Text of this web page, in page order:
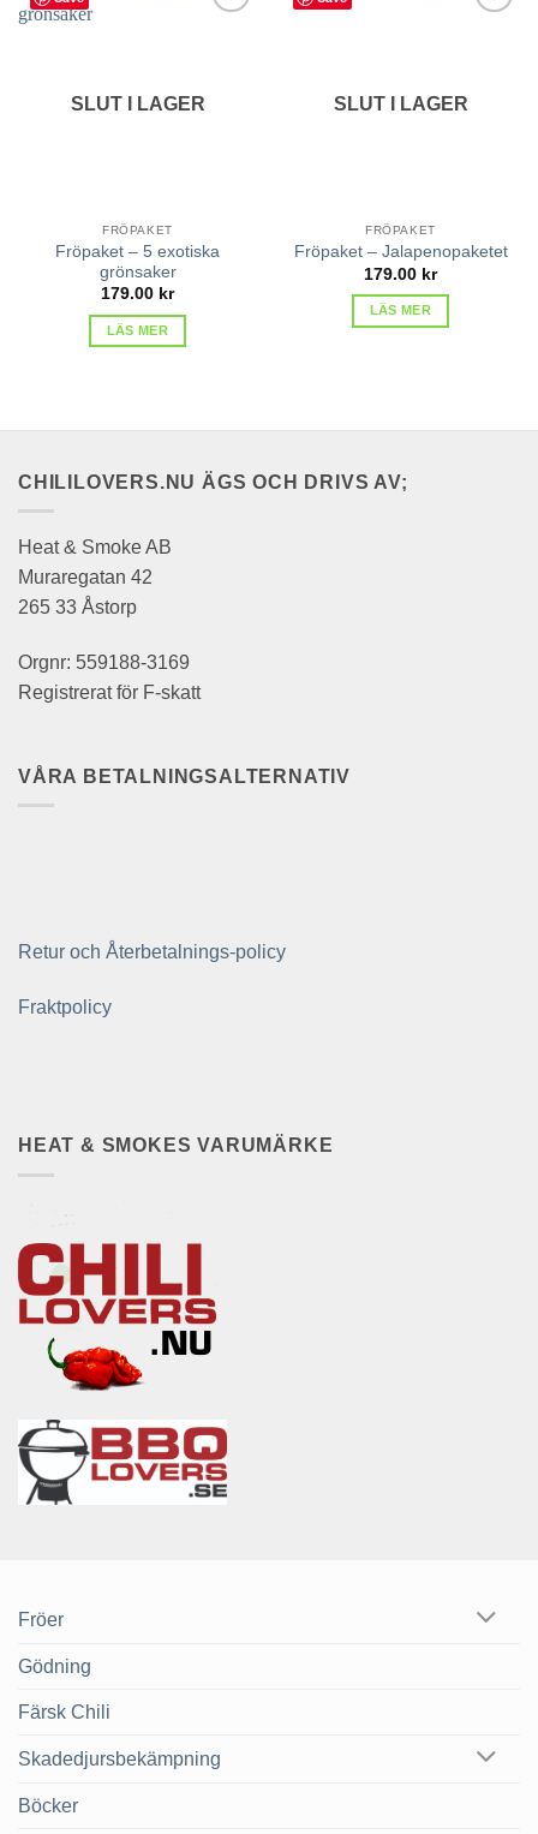
SLUT I LAGER
FRÖPAKET
Fröpaket – 5 exotiska
grönsaker
179.00 kr
LÄS MER
SLUT I LAGER
FRÖPAKET
Fröpaket – Jalapenopaketet
179.00 kr
LÄS MER
CHILILOVERS.NU ÄGS OCH DRIVS AV;
Heat & Smoke AB
Muraregatan 42
265 33 Åstorp
Orgnr: 559188-3169
Registrerat för F-skatt
VÅRA BETALNINGSALTERNATIV
Retur och Återbetalnings-policy
Fraktpolicy
HEAT & SMOKES VARUMÄRKE
Fröer
Gödning
Färsk Chili
Skadedjursbekämpning
Böcker